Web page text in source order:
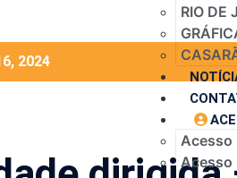
RIO DE
Acesso
Acesso
2024